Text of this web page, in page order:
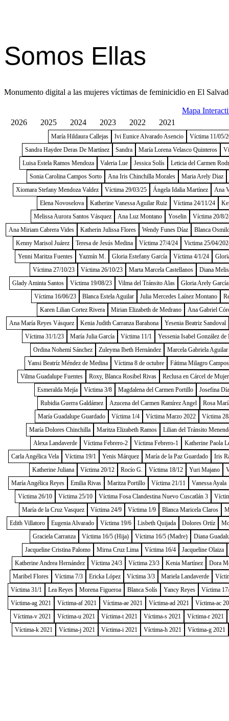
Somos Ellas
Monumento digital a las mujeres víctimas de feminicidio en El
Mapa
2026
2025 2024 2023 2022 2021
María Hildaura Callejas Ivi Eunice Alvarado Asencio
Víctima 11/05/
Sandra Haydee Deras De Martínez
Sandra María Lorena Velasco Quinteros
Luisa Estela Ramos Mendoza
Valeria Lue Jessica Solís
Leticia del Carmen
Sonia Carolina Campos Sorto
Ana Iris Chinchilla Morales
Maria Arely Diaz
Xiomara Stefany Mendoza Valdez
Víctima 29/03/25 Ángela Idalia Martínez
Ana
Elena Novoselova
Katherine Vanessa Aguilar Ruiz Víctima 24/11/24
Melissa Aurora Santos Vásquez
Ana Luz Montano Yoselin
Víctima 20/8/
Ana Miriam Cabrera Vides
Katherin Julissa Flores Wendy Funes Díaz
Blanca
Kenny Marisol Juárez
Teresa de Jesús Medina Víctima 27/4/24
Victima 25/04/
Yenni Maritza Fuentes
Yazmín M. Gloria Estefany García Víctima 4/1/24
Víctima 27/10/23
Víctima 26/10/23 Marta Marcela Castellanos
Diana
Glady Aminta Santos
Víctima 19/08/23 Vilma del Tránsito Alas
Gloria Arely García
Víctima 16/06/23
Blanca Estela Aguilar Julia Mercedes Laínez Montano
Karen Lilian Cortez Rivera
Mirian Elizabeth de Medrano
Ana Gabriel
Ana María Reyes Vásquez
Kenia Judith Carranza Barahona
Yesenia Beatriz Sandoval
Víctima 31/1/23
María Julia García Víctima 11/1
Yessenia Isabel González
Ordina Nohemí Sánchez
Zuleyma Ibeth Hernández
Marcela Gabriela Aguilar
Yansi Beatríz Méndez de Medina
Víctima 8 de octubre
Fátima Milagro Campos
Vilma Guadalupe Fuentes
Roxy, Blanca Rosibel Rivas
Reclusa en Cárcel de
Esmeralda Mejía
Víctima 3/8 Magdalena del Carmen Portillo
Josefina
Rubidia Guerra Galdámez
Azucena del Carmen Ramírez Angel
Rosa
María Guadalupe Guardado
Víctima 1/4 Víctima Marzo 2022
Víctima
María Dolores Chinchilla
Maritza Elizabeth Ramos
Lilian del Tránsito
Alexa Landaverde
Víctima Febrero-2 Víctima Febrero-1
Katherine Paola
Carla Angélica Vela
Víctima 19/1 Yenis Márquez María de la Paz Guardado
Iris
Katherine Juliana
Víctima 20/12 Rocío G. Víctima 18/12 Yuri Majano
María Angélica Reyes
Emilia Rivas Maritza Portillo Víctima 21/11
Vanessa Ayala
Víctima 26/10
Víctima 25/10 Víctima Fosa Clandestina Nuevo Cuscatlán 3
María de la Cruz Vasquez
Víctima 24/9 Víctima 1/9 Blanca Maricela Claros
Edith Villatoro
Eugenia Alvarado Víctima 19/6 Lisbeth Quijada Dolores Ortíz
Graciela Carranza
Víctima 16/5 (Hija) Víctima 16/5 (Madre)
Diana
Jacqueline Cristina Palomo
Mirna Cruz Lima Víctima 16/4
Jacqueline Olaiza
Katherine Andrea Hernández
Víctima 24/3 Víctima 23/3 Kenia Martínez
Dora
Maribel Flores
Víctima 7/3 Ericka López Víctima 3/3 Mariela Landaverde
Víctima 31/1
Lea Reyes Morena Figueroa Blanca Solís Yancy Reyes
Víctima
Víctima-ag 2021
Víctima-af 2021 Víctima-ae 2021 Víctima-ad 2021
Víctima-ac
Víctima-v 2021
Víctima-u 2021 Víctima-t 2021 Víctima-s 2021
Víctima-r 2021
Víctima-k 2021
Víctima-j 2021 Víctima-i 2021 Víctima-h 2021 Víctima-g 2021